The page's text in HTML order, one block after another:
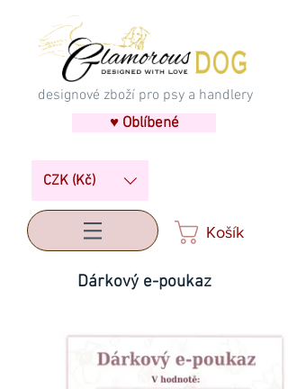
designové zboží pro psy a handlery
♥ Oblíbené
CZK (Kč)
Košík
Dárkový e-poukaz